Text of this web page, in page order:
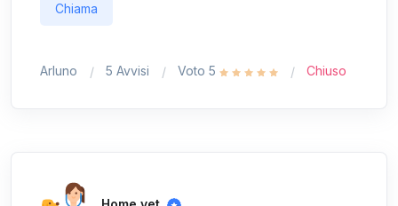
Chiama
Arluno 5 Avvisi Voto 5 Chiuso